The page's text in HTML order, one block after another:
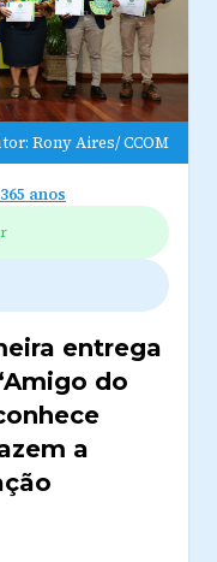
Rony Aires/ CCOM
anos
entrega
do
a